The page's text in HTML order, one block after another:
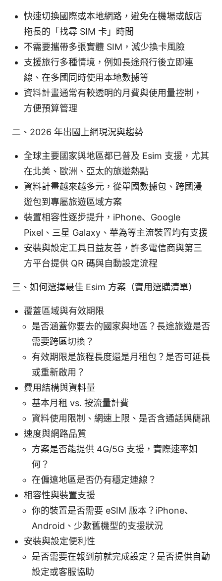
快速切換國際或本地網路，避免在機場或飯店
拖長的「找尋 SIM 卡」時間
不需要攜帶多張實體 SIM，減少換卡風險
支援旅行多種情境，例如長途飛行後立即連
線、在多國同時使用本地數據等
資料計畫通常有較透明的月費與使用量控制，
方便預算管理
二、2026 年出國上網現況與趨勢
全球主要國家與地區都已普及 Esim 支援，尤其
在北美、歐洲、亞太的旅遊熱點
資料計畫越來越多元，從單國數據包、跨國漫
遊包到專屬旅遊區域方案
裝置相容性逐步提升，iPhone、Google
Pixel、三星 Galaxy、華為等主流裝置均有支援
安裝與設定工具日益友善，許多電信商與第三
方平台提供 QR 碼與自動設定流程
三、如何選擇最佳 Esim 方案（實用選購清單）
覆蓋區域與有效期限
是否涵蓋你要去的國家與地區？長途旅遊是否
需要跨區切換？
有效期限是旅程長度還是月租包？是否可延長
或重新啟用？
費用結構與資料量
基本月租 vs. 按流量計費
資料使用限制、網速上限、是否含通話與簡訊
速度與網路品質
方案是否能提供 4G/5G 支援，實際速率如
何？
在偏遠地區是否仍有穩定連線？
相容性與裝置支援
你的裝置是否需要 eSIM 版本？iPhone、
Android、少數舊機型的支援狀況
安裝與設定便利性
是否需要在報到前就完成設定？是否提供自動
設定或客服協助